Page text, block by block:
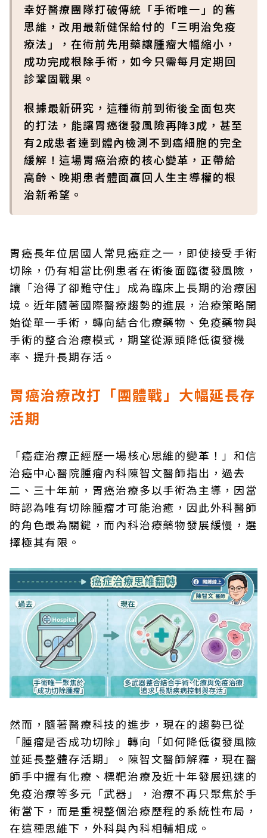
幸好醫療團隊打破傳統「手術唯一」的舊
思維，改用最新健保給付的「三明治免疫
療法」，在術前先用藥讓腫瘤大幅縮小，
成功完成根除手術，如今只需每月定期回
診鞏固戰果。
根據最新研究，這種術前到術後全面包夾
的打法，能讓胃癌復發風險再降3成，甚至
有2成患者達到體內檢測不到癌細胞的完全
緩解！這場胃癌治療的核心變革，正帶給
高齡、晚期患者體面贏回人生主導權的根
治新希望。
胃癌長年位居國人常見癌症之一，即使接受手術
切除，仍有相當比例患者在術後面臨復發風險，
讓「治得了卻難守住」成為臨床上長期的治療困
境。近年隨著國際醫療趨勢的進展，治療策略開
始從單一手術，轉向結合化療藥物、免疫藥物與
手術的整合治療模式，期望從源頭降低復發機
率、提升長期存活。
胃癌治療改打「團體戰」大幅延長存
活期
「癌症治療正經歷一場核心思維的變革！」和信
治癌中心醫院腫瘤內科陳智文醫師指出，過去
二、三十年前，胃癌治療多以手術為主導，因當
時認為唯有切除腫瘤才可能治癒，因此外科醫師
的角色最為關鍵，而內科治療藥物發展緩慢，選
擇極其有限。
然而，隨著醫療科技的進步，現在的趨勢已從
「腫瘤是否成功切除」轉向「如何降低復發風險
並延長整體存活期」。陳智文醫師解釋，現在醫
師手中握有化療、標靶治療及近十年發展迅速的
免疫治療等多元「武器」，治療不再只聚焦於手
術當下，而是重視整個治療歷程的系統性布局，
在這種思維下，外科與內科相輔相成。